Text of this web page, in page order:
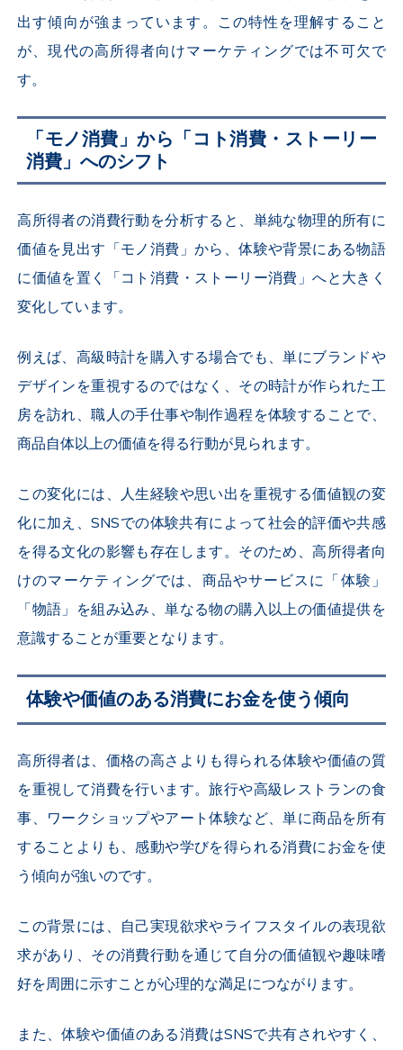
出す傾向が強まっています。この特性を理解すること
が、現代の高所得者向けマーケティングでは不可欠で
す。
「モノ消費」から「コト消費・ストーリー
消費」へのシフト
高所得者の消費行動を分析すると、単純な物理的所有に
価値を見出す「モノ消費」から、体験や背景にある物語
に価値を置く「コト消費・ストーリー消費」へと大きく
変化しています。
例えば、高級時計を購入する場合でも、単にブランドや
デザインを重視するのではなく、その時計が作られた工
房を訪れ、職人の手仕事や制作過程を体験することで、
商品自体以上の価値を得る行動が見られます。
この変化には、人生経験や思い出を重視する価値観の変
化に加え、SNSでの体験共有によって社会的評価や共感
を得る文化の影響も存在します。そのため、高所得者向
けのマーケティングでは、商品やサービスに「体験」
「物語」を組み込み、単なる物の購入以上の価値提供を
意識することが重要となります。
体験や価値のある消費にお金を使う傾向
高所得者は、価格の高さよりも得られる体験や価値の質
を重視して消費を行います。旅行や高級レストランの食
事、ワークショップやアート体験など、単に商品を所有
することよりも、感動や学びを得られる消費にお金を使
う傾向が強いのです。
この背景には、自己実現欲求やライフスタイルの表現欲
求があり、その消費行動を通じて自分の価値観や趣味嗜
好を周囲に示すことが心理的な満足につながります。
また、体験や価値のある消費はSNSで共有されやすく、